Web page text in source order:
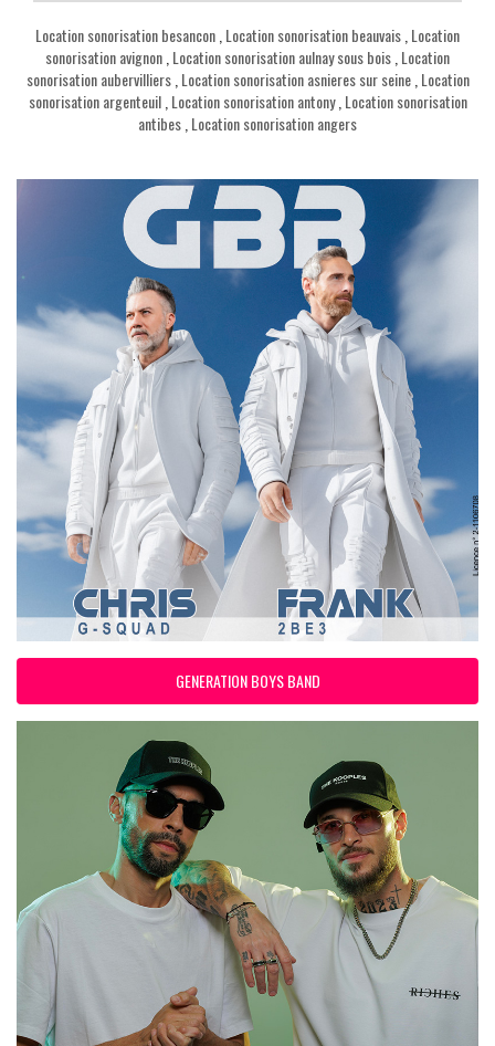
Location sonorisation besancon Location sonorisation beauvais Location
sonorisation avignon Location sonorisation aulnay sous bois Location
sonorisation aubervilliers, Location sonorisation asnieres sur seine, Location
sonorisation argenteuil, Location sonorisation antony, Location sonorisation
antibes Location sonorisation angers
GENERATION BOYS BAND